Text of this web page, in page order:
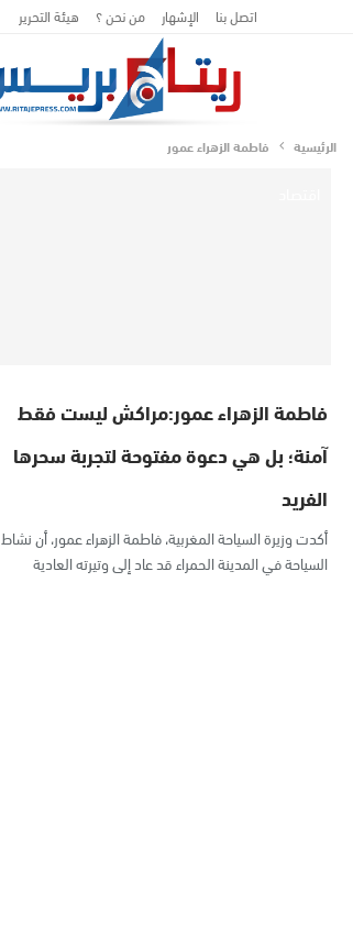
اتصل بنا الإشهار من نحن ؟ هيئة التحرير
الرئيسية فاطمة الزهراء عمور
فاطمة الزهراء عمور:مراكش ليست فقط
آمنة؛ بل هي دعوة مفتوحة لتجربة سحرها
الفريد
أكدت وزيرة السياحة المغربية، فاطمة الزهراء عمور، أن نشاط
السياحة في المدينة الحمراء قد عاد إلى وتيرته العادية